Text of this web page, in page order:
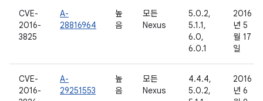
CVE-
2016-
3825
A-
28816964
높
음
모든
Nexus
5.0.2,
5.1.1,
6.0,
6.0.1
2016
년 5
월 17
일
CVE-
2016-
A-
29251553
높
음
모든
Nexus
4.4.4,
5.0.2,
2016
년 6